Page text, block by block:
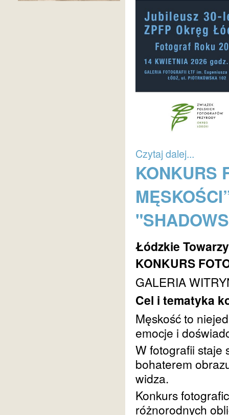
Czytaj dalej...
KONKURS
Łódzkie
KONKURS
GALERIA
Cel i tematyka
Męskość to
emocje i
W fotografii staje
bohaterem
widza.
Konkurs
różnorodnych